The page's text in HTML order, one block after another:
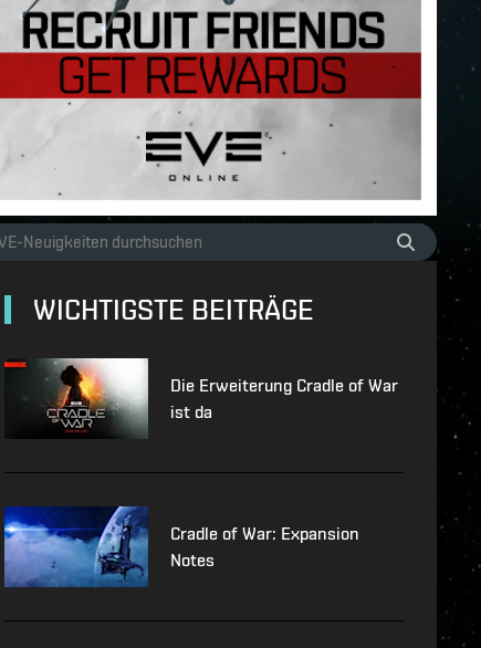
WICHTIGSTE BEITRÄGE
Die Erweiterung Cradle of War
ist da
Cradle of War: Expansion
Notes